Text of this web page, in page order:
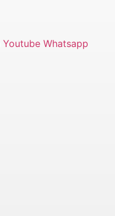
Youtube Whatsapp